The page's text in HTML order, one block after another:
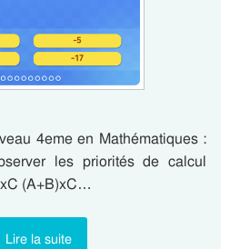
4eme en Mathématiques :
les priorités de calcul
(A+B)xC…
Lire la suite